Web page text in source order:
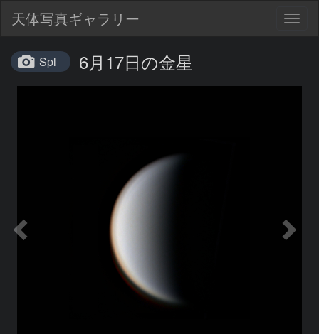
天体写真ギャラリー
Spl 6月17日の金星